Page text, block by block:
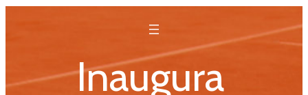
Inaugura